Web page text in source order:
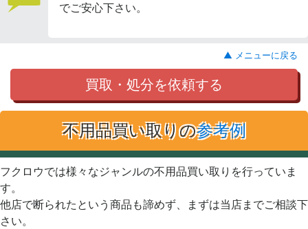
でご安心下さい。
▲ メニューに戻る
買取・処分を依頼する
不用品買い取りの参考例
フクロウでは様々なジャンルの不用品買い取りを行っていま
す。
他店で断られたという商品も諦めず、まずは当店までご相談下
さい。